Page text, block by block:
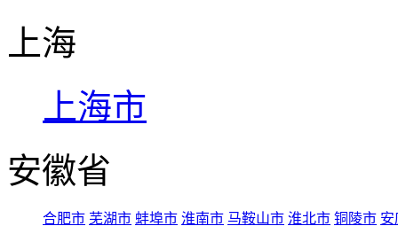
上海
上海市
安徽省
合肥市 芜湖市 蚌埠市 淮南市 马鞍山市 淮北市 铜陵市 安